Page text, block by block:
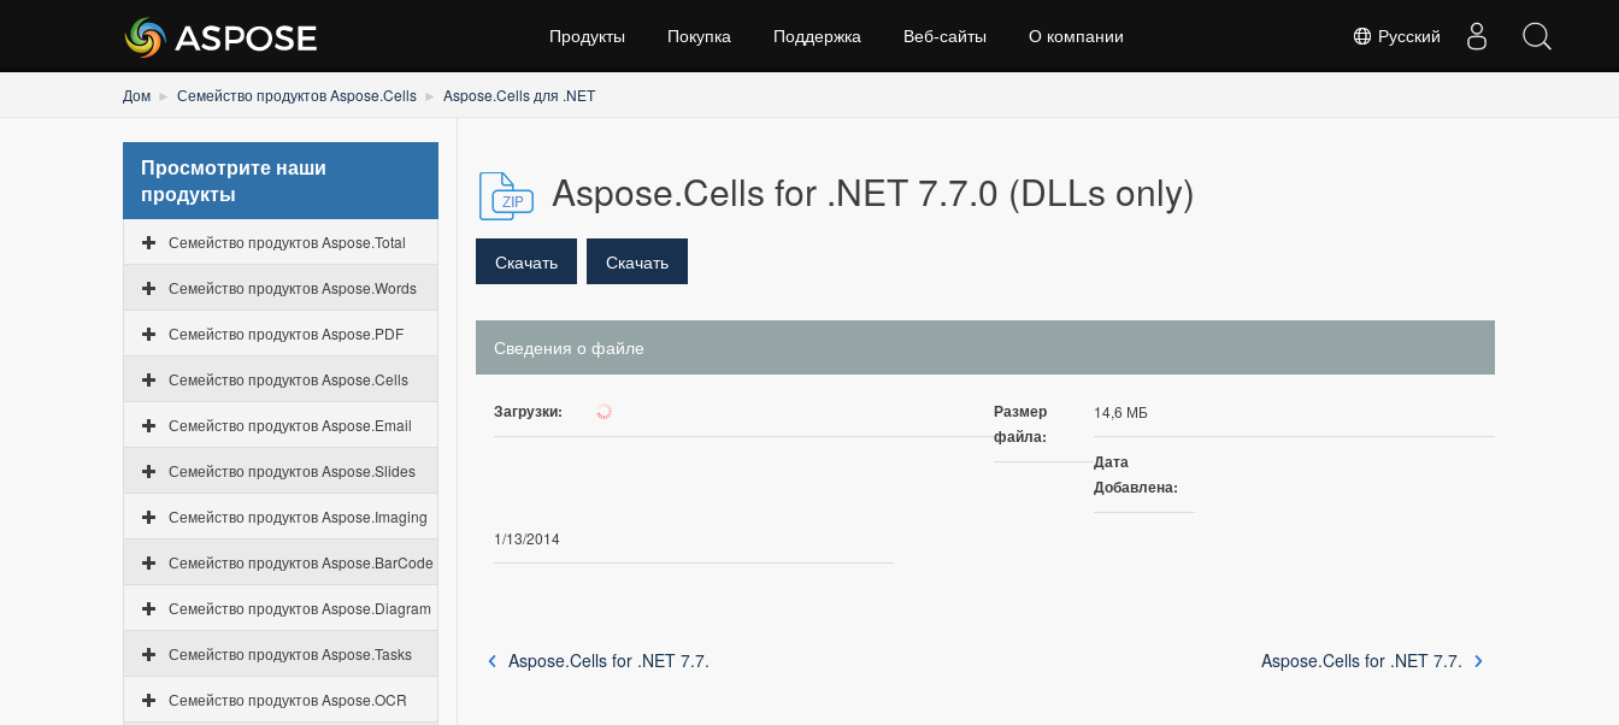
Русский
Продукты Покупка Поддержка Веб‑сайты О компании
Дом Семейство продуктов Aspose.Cells Aspose.Cells для .NET
Просмотрите наши
продукты
Семейство продуктов Aspose.Total
Семейство продуктов Aspose.Words
Семейство продуктов Aspose.PDF
Семейство продуктов Aspose.Cells
Семейство продуктов Aspose.Email
Семейство продуктов Aspose.Slides
Семейство продуктов Aspose.Imaging
Семейство продуктов Aspose.BarCode
Семейство продуктов Aspose.Diagram
Семейство продуктов Aspose.Tasks
Семейство продуктов Aspose.OCR
Aspose.Cells for .NET 7.7.0 (DLLs only)
Скачать Скачать
Сведения о файле
Загрузки: 315
Размер
файла:
14,6 МБ
Дата
Добавлена:
1/13/2014
Aspose.Cells for .NET 7.7. Aspose.Cells for .NET 7.7.